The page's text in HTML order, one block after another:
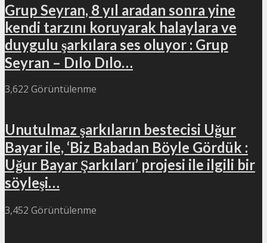
Grup Seyran, 8 yıl aradan sonra yine
kendi tarzını koruyarak halaylara ve
duygulu şarkılara ses oluyor : Grup
Seyran – Dılo Dılo…
3,622 Görüntülenme
Unutulmaz şarkıların bestecisi Uğur
Bayar ile, ‘Biz Babadan Böyle Gördük :
Uğur Bayar Şarkıları’ projesi ile ilgili bir
söyleşi…
3,452 Görüntülenme